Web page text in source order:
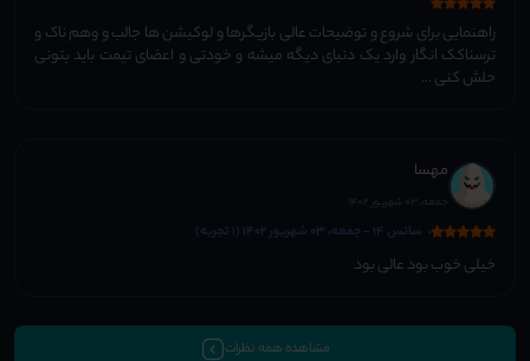
راهنمایی برای شروع و توضیحات عالی بازیگرها و لوکیشن ها جالب و وهم ناک و
ترسناکک انگار وارد یک دنیای دیگه میشه و خودتی و اعضای تیمت باید بتونی
حلش کنی ...
مهسا
جمعه، 03 شهریور 1402
سانس 14 - جمعه، 03 شهریور 1402 (1 تجربه)
خیلى خوب بود عالى بود
مشاهده همه نظرات